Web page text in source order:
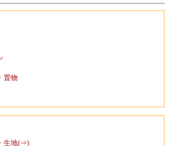
置物
生地(⇒)